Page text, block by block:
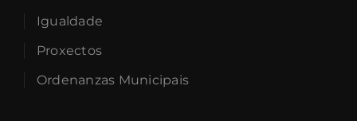
Igualdade
Proxectos
Ordenanzas Municipais